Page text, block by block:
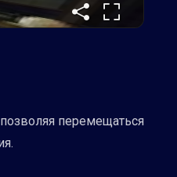
перемещаться